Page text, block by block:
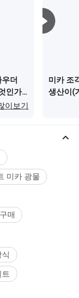
더
인가
이보기
미카 조
생산이(
미카 광물
매